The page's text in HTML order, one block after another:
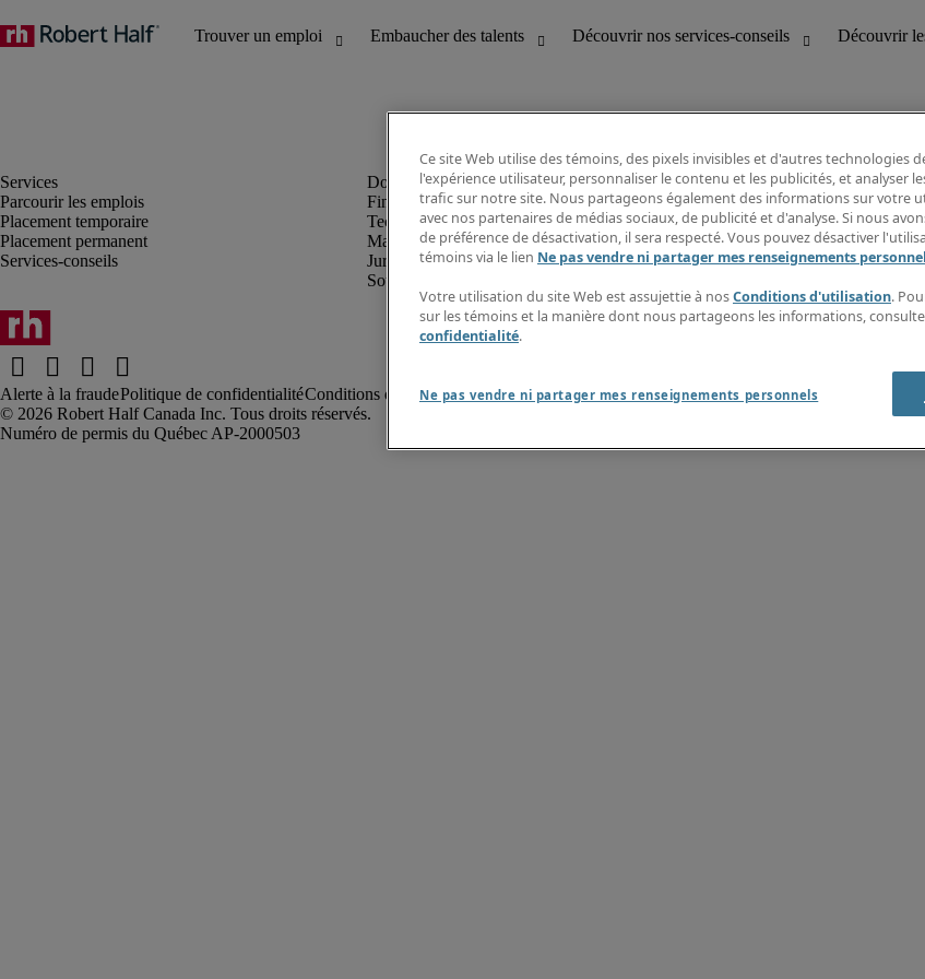
Parcourir les emplois
Placement temporaire
Placement permanent
Services-conseils
Finance et comptabilité
Technologie
Marketing et création
Juridique
Soutien administratif et à la clientèle
Découvrir les perspectives
Répertoire d’emplois
Guide salarial
Rapports de temps
Contactez-nous
Alerte à la fraudePolitique de confidentialitéConditions d’utilisation Rapport sur l'esclavage moderne
Robert Half Canada Inc. Tous droits réservés.
Ce site Web utilise des témoins, des pixels invisibles et d'autres technologies
l'expérience utilisateur, personnaliser le contenu et les publicités, et analyser
trafic sur notre site. Nous partageons également des informations sur votre
avec nos partenaires de médias sociaux, de publicité et d'analyse. Si nous
de préférence de désactivation, il sera respecté. Vous pouvez désactiver
témoins via le lien Ne pas vendre ni partager mes renseignements
Votre utilisation du site Web est assujettie à nosConditions d'utilisation.
sur les témoins et la manière dont nous partageons les informations,
confidentialité.
Ne pas vendre ni partager mes renseignements personnels